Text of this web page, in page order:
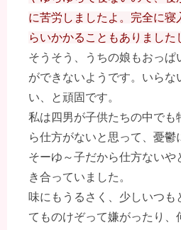
に苦労しましたよ。完全に寝
らいかかることもありました
そうそう、うちの娘もおっぱ
ができないようです。いらな
い、と頑固です。
私は四男が子供たちの中でも
ら仕方がないと思って、憂鬱
そーゆ～子だから仕方ないや
き合っていました。
味にもうるさく、少しいつも
てものけぞって嫌がったり、